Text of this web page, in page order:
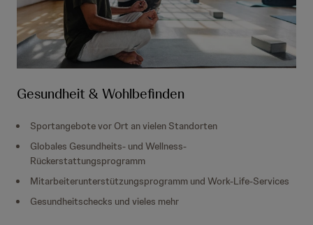
Gesundheit & Wohlbefinden
Sportangebote vor Ort an vielen Standorten
Globales Gesundheits- und Wellness-
Rückerstattungsprogramm
Mitarbeiterunterstützungsprogramm und Work-Life-Services
Gesundheitschecks und vieles mehr